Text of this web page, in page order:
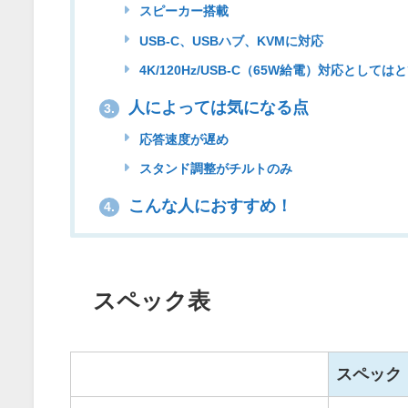
スピーカー搭載
USB-C、USBハブ、KVMに対応
4K/120Hz/USB-C（65W給電）対応としては
3. 人によっては気になる点
応答速度が遅め
スタンド調整がチルトのみ
4. こんな人におすすめ！
スペック表
スペック